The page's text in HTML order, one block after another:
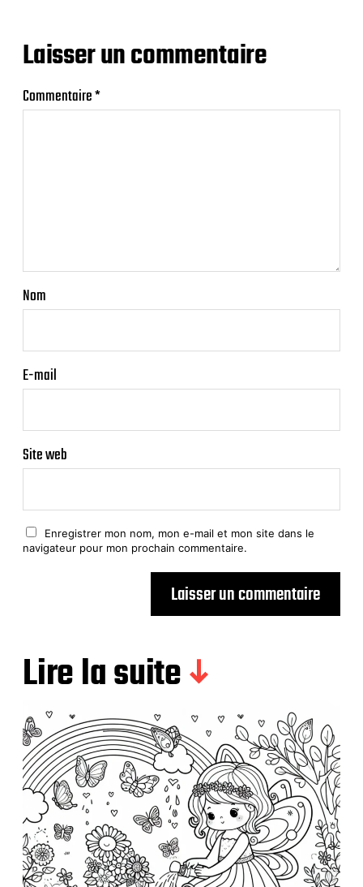
Laisser un commentaire
Commentaire*
Nom
E-mail
Site web
Enregistrer mon nom, mon e-mail et mon site dans le
navigateur pour mon prochain commentaire.
Lire la suite